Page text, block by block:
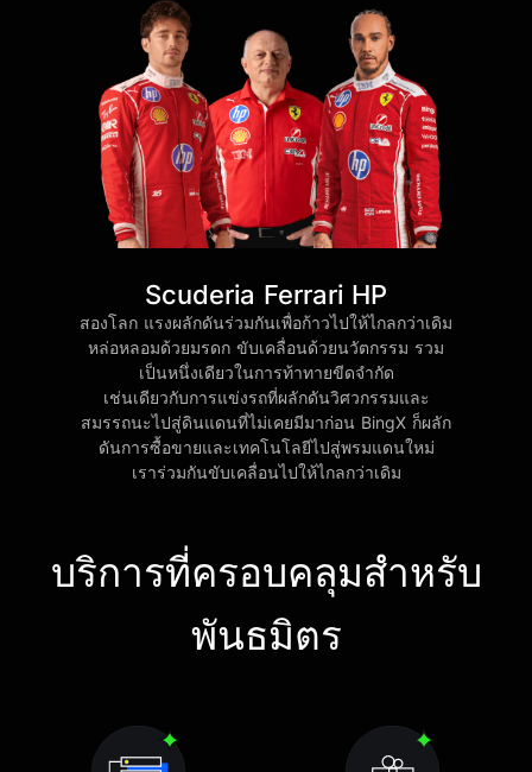
Scuderia Ferrari HP
สองโลก แรงผลักดันร่วมกันเพื่อก้าวไปให้ไกลกว่าเดิม
หล่อหลอมด้วยมรดก ขับเคลื่อนด้วยนวัตกรรม รวม
เป็นหนึ่งเดียวในการท้าทายขีดจำกัด
เช่นเดียวกับการแข่งรถที่ผลักดันวิศวกรรมและ
สมรรถนะไปสู่ดินแดนที่ไม่เคยมีมาก่อน BingX ก็ผลัก
ดันการซื้อขายและเทคโนโลยีไปสู่พรมแดนใหม่
เราร่วมกันขับเคลื่อนไปให้ไกลกว่าเดิม
บริการที่ครอบคลุมสำหรับ
พันธมิตร